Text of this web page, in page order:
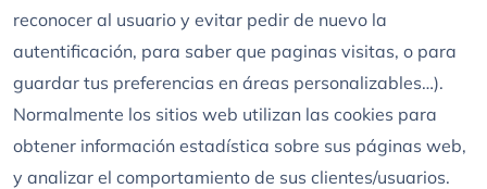
reconocer al usuario y evitar pedir de nuevo la
autentificación, para saber que paginas visitas, o para
guardar tus preferencias en áreas personalizables…).
Normalmente los sitios web utilizan las cookies para
obtener información estadística sobre sus páginas web,
y analizar el comportamiento de sus clientes/usuarios.